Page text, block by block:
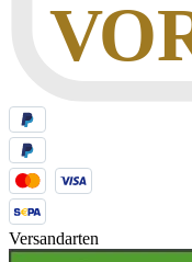
Versandarten